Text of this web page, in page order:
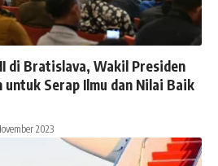
di Bratislava, Wakil Presiden
untuk Serap Ilmu dan Nilai Baik
2023